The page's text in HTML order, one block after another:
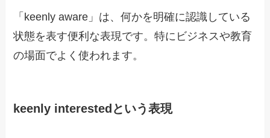
「keenly aware」は、何かを明確に認識している
状態を表す便利な表現です。特にビジネスや教育
の場面でよく使われます。
keenly interestedという表現